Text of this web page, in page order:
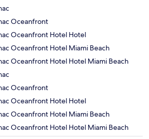
Oceanfront
Oceanfront Hotel Hotel
Oceanfront Hotel Miami Beach
Oceanfront Hotel Hotel Miami Beach
Oceanfront
Oceanfront Hotel Hotel
Oceanfront Hotel Miami Beach
Oceanfront Hotel Hotel Miami Beach